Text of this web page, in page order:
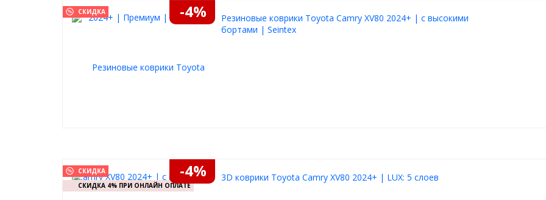
СКИДКА -4%
Резиновые коврики Toyota Camry XV80 2024+ | с высокими
бортами | Seintex
СКИДКА
СКИДКА 4% ПРИ ОНЛАЙН ОПЛАТЕ
-4% 3D коврики Toyota Camry XV80 2024+ | LUX: 5 слоев